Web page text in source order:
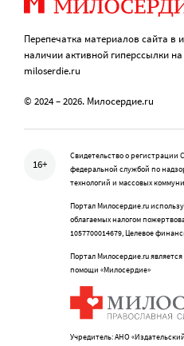
Перепечатка материалов сайта в
наличии активной гиперссылки
miloserdie.ru
© 2024 – 2026. Милосердие.ru
16+
Свидетельство о
федеральной службой по
технологий и массовых
Портал Милосердие.ru
облагаемых налогом
1057700014679, Целевое
Портал Милосердие.ru
помощи «Милосердие»
Учредитель: АНО